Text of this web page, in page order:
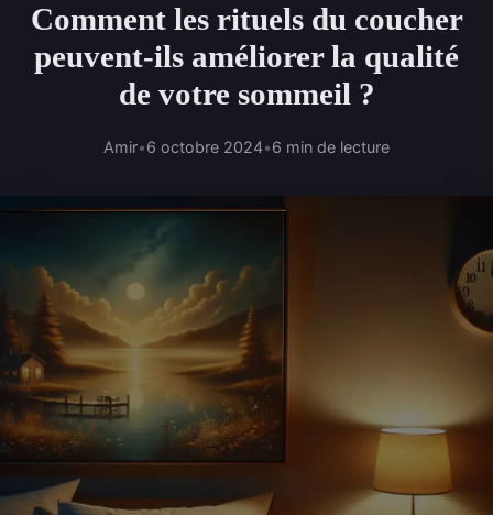
Comment les rituels du coucher
peuvent-ils améliorer la qualité
de votre sommeil ?
Amir•6 octobre 2024•6 min de lecture